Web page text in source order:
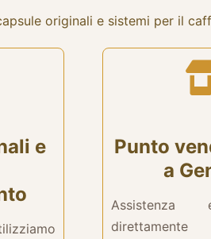
originali e sistemi per il
e
Punto
a
Assistenza